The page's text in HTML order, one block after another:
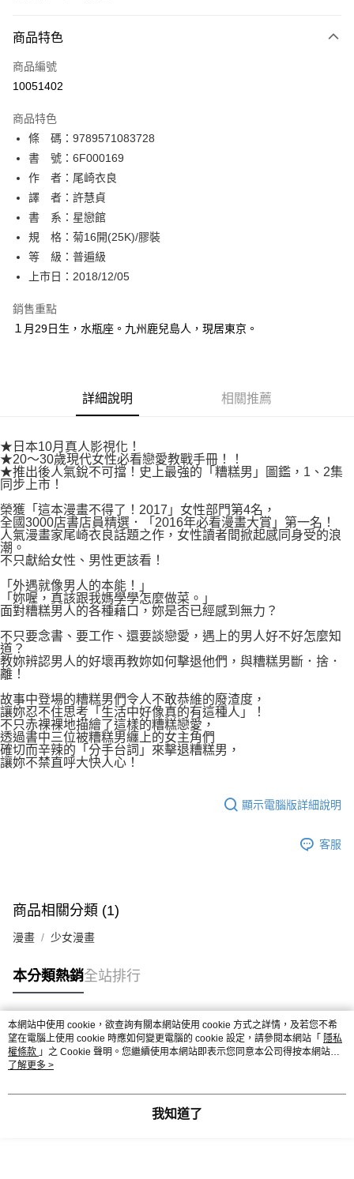
信用卡一次付款
超商取貨付款
相關說明
【關於「AFTEE先享後付」】
AFTEE先享後付是「在收到商品之後才付款」的支付方式。 讓您購物簡單
便利好安心！
１．簡單：不需註冊會員、不需綁卡、不需儲值。
２．便利：只要手機號碼，簡訊認證，即可結帳。
３．安心：先確認商品／服務後，再付款。
【「AFTEE先享後付」結帳流程】
１．於結帳方式選擇「AFTEE先享後付」後，將跳轉至「AFTEE先享後付」
結帳頁面，進行簡訊認證並確認金額後，即可完成結帳。
２．訂單成立數日內，您將收到繳費通知簡訊。
ATM／網路銀行／等多元方式進行付款，方視為交易完成。
※ 請注意：結帳手續完成當下不需立刻繳費，但若您需要取消訂單，請聯絡
客戶支援中心」https://netprotections.freshdesk.com/support/home
１．透過由恩沛科技股份有限公司提供之「AFTEE先享後付」服務完成之交
易，需依本服務之必要範圍內提供個人資料，並將交易相關給付款項請求債
權轉讓予恩沛科技股份有限公司。
２．關於個人資料處理事宜，請瀏覽以下網址：
３．未成年的使用者請事先徵得法定代理人或監護人之同意方可使用
「AFTEE先享後付」，若未經同意申辦者引起之損失，本公司不負相關責
任。
４．使用「AFTEE先享後付」時，將依據個別帳號之用戶狀況，依本公司即
時審查核予不同之上限額度；若仍有額度不足之情形，本公司將視審查結果
請求用戶進行身份認證。
５．嚴禁一人註冊多個帳號或使用他人資訊註冊。若發現惡意使用之情形，
恩沛科技股份有限公司將有權停止該用戶之使用額度並採取法律行動。
ATM付款
運送方式
全家取貨付款
每筆NT$80，滿NT$500(含以上)免運費
付款後全家取貨
每筆NT$80，滿NT$500(含以上)免運費
每筆NT$80，滿NT$500(含以上)免運費
付款後7-11取貨
每筆NT$80，滿NT$500(含以上)免運費
宅配
每筆NT$100，滿NT$800(含以上)免運費
商品特色
商品編號
10051402
商品特色
條 碼：9789571083728
書 號：6F000169
作 者：尾崎衣良
譯 者：許慧貞
書 系：星戀館
規 格：菊16開(25K)/膠裝
等 級：普遍級
上市日：2018/12/05
銷售重點
１月29日生，水瓶座。九州鹿兒島人，現居東京。
詳細說明 相關推薦
★日本10月真人影視化！
★20～30歲現代女性必看戀愛教戰手冊！！
★推出後人氣銳不可擋！史上最強的「糟糕男」圖鑑，1、2集
同步上市！
榮獲「這本漫畫不得了！2017」女性部門第4名，
全國3000店書店員精選．「2016年必看漫畫大賞」第一名！
人氣漫畫家尾崎衣良話題之作，女性讀者間掀起感同身受的浪
潮。
不只獻給女性、男性更該看！
「外遇就像男人的本能！」
「妳喔，真該跟我媽學學怎麼做菜。」
面對糟糕男人的各種藉口，妳是否已經感到無力？
不只要念書、要工作、還要談戀愛，遇上的男人好不好怎麼知
道？
教妳辨認男人的好壞再教妳如何擊退他們，與糟糕男斷．捨．
離！
故事中登場的糟糕男們令人不敢恭維的廢渣度，
讓妳忍不住思考「生活中好像真的有這種人」！
不只赤裸裸地描繪了這樣的糟糕戀愛，
透過書中三位被糟糕男纏上的女主角們
確切而辛辣的「分手台詞」來擊退糟糕男，
讓妳不禁直呼大快人心！
顯示電腦版詳細說明
客服
商品相關分類 (1)
漫畫 少女漫畫
本分類熱銷全站排行
熱門標籤
本網站中使用 cookie，欲查詢有關本網站使用 cookie 方式之詳情，及若您不希
望在電腦上使用 cookie 時應如何變更電腦的 cookie 設定，請參閱本網站「 隱私
權條款 」之 Cookie 聲明。您繼續使用本網站即表示您同意本公司得按本網站使
用條款之 Cookie 聲明使用 cookie。
了解更多 >
我知道了